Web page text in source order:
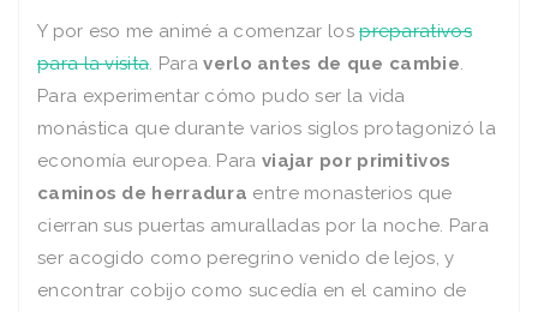
Y por eso me animé a comenzar lospreparativos
para la visita. Paraverlo antes de que cambie.
Para experimentar cómo pudo ser la vida
monástica que durante varios siglos protagonizó la
economía europea. Para viajar por primitivos
caminos de herradura entre monasterios que
cierran sus puertas amuralladas por la noche. Para
ser acogido como peregrino venido de lejos, y
encontrar cobijo como sucedía en el camino de